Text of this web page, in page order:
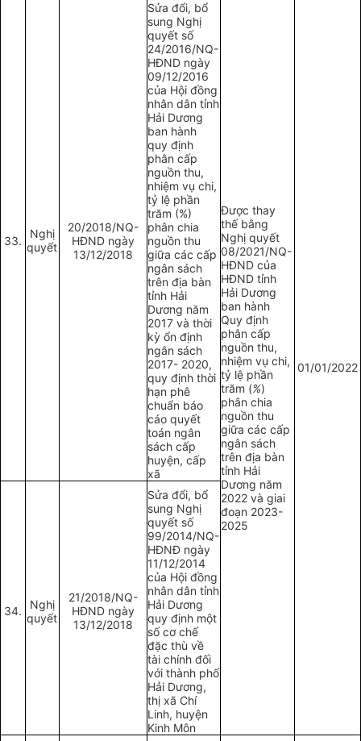
33.
Nghị
quyết
20/2018/NQ-
HĐND ngày
13/12/2018
Sửa đổi, bổ
sung Nghị
quyết số
24/2016/NQ-
HĐND ngày
09/12/2016
của Hội đồng
nhân dân tỉnh
Hải Dương
ban hành
quy định
phân cấp
nguồn thu,
nhiệm vụ chi,
tỷ lệ phần
trăm (%)
phân chia
nguồn thu
giữa các cấp
ngân sách
trên địa bàn
tỉnh Hải
Dương năm
2017 và thời
kỳ ổn định
ngân sách
2017- 2020,
quy định thời
hạn phê
chuẩn báo
cáo quyết
toán ngân
sách cấp
huyện, cấp
xã
Được thay
thế bằng
Nghị quyết
08/2021/NQ-
HĐND của
HĐND tỉnh
Hải Dương
ban hành
Quy định
phân cấp
nguồn thu,
nhiệm vụ chi,
tỷ lệ phần
trăm (%)
phân chia
nguồn thu
giữa các cấp
ngân sách
trên địa bàn
tỉnh Hải
Dương năm
2022 và giai
đoạn 2023-
2025
01/01/2022
34.
Nghị
quyết
21/2018/NQ-
HĐND ngày
13/12/2018
Sửa đổi, bổ
sung Nghị
quyết số
99/2014/NQ-
HĐNĐ ngày
11/12/2014
của Hội đồng
nhân dân tỉnh
Hải Dương
quy định một
số cơ chế
đặc thù về
tài chính đối
với thành phố
Hải Dương,
thị xã Chí
Linh, huyện
Kinh Môn